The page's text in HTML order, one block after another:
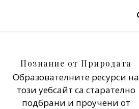
Познание от Природата
Образователните ресурси на
този уебсайт са старателно
подбрани и проучени от